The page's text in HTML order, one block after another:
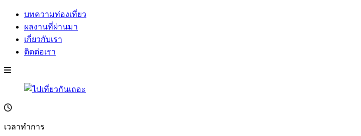
บทความท่องเที่ยว
ผลงานที่ผ่านมา
เกี่ยวกับเรา
ติดต่อเรา
เวลาทำการ